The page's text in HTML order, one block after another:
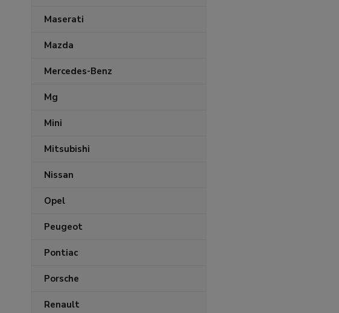
Maserati
Mazda
Mercedes-Benz
Mg
Mini
Mitsubishi
Nissan
Opel
Peugeot
Pontiac
Porsche
Renault